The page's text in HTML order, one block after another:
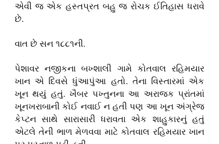
એવી જ એક હસ્તપ્રત બહુ જ રોચક ઈતિહાસ ધરાવે
છે.
વાત છે સન ૧૮૮૧ની.
પેશાવર નજીકના બખ્શાલી ગામે કોતવાલ
રહિમયાર
ખાન એ દિવસે ધુંઆપુંઆ હતો. તેના વિસ્તારમાં એક
ખૂન થયું હતું.ખૈબર પખ્તુનના આ અરાજક પ્રાંતમાં
ખૂનખરાબાની કોઈ નવાઈ ન હતી પણ આ ખૂન અંગ્રેજ
કેપ્ટન સાથે સારાસારી ધરાવતા એક શાહુકારનું હતું
એટલે તેની ભાળ મેળવવા માટે કોતવાલ રહિમયાર ખાન